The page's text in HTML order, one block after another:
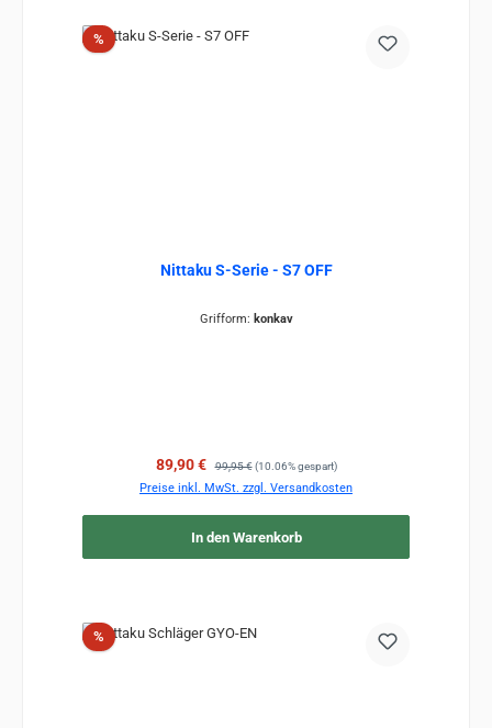
%Rabatt
Nittaku S-Serie - S7 OFF
Grifform: konkav
Verkaufspreis:
89,90 € Regulärer Preis:
99,95 € (10.06% gespart)
Preise inkl. MwSt. zzgl. Versandkosten
In den Warenkorb
%Rabatt